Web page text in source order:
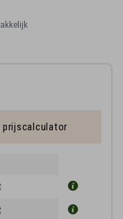
prijscalculator